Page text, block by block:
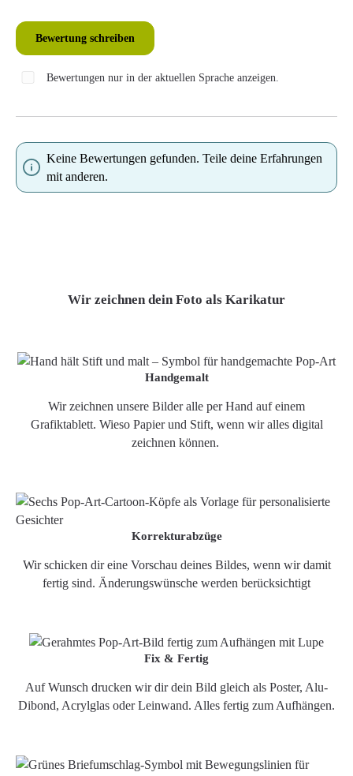
Bewertung schreiben
Bewertungen nur in der aktuellen Sprache anzeigen.
Keine Bewertungen gefunden. Teile deine Erfahrungen
mit anderen.
Wir zeichnen dein Foto als Karikatur
Handgemalt
Wir zeichnen unsere Bilder alle per Hand auf einem
Grafiktablett. Wieso Papier und Stift, wenn wir alles digital
zeichnen können.
Korrekturabzüge
Wir schicken dir eine Vorschau deines Bildes, wenn wir damit
fertig sind. Änderungswünsche werden berücksichtigt
Fix & Fertig
Auf Wunsch drucken wir dir dein Bild gleich als Poster, Alu-
Dibond, Acrylglas oder Leinwand. Alles fertig zum Aufhängen.